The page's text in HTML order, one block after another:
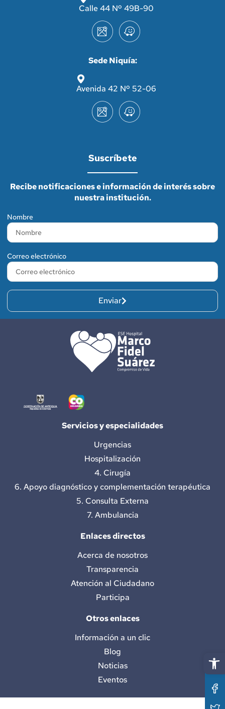
Abrir
Calle 44 Nº 49B-90
Sede Niquía:
Avenida 42 Nº 52-06
Suscríbete
Recibe notificaciones e información de interés sobre
nuestra institución.
Nombre
Correo electrónico
Enviar
Servicios y especialidades
Urgencias
Hospitalización
4. Cirugía
6. Apoyo diagnóstico y complementación terapéutica
5. Consulta Externa
7. Ambulancia
Enlaces directos
Acerca de nosotros
Transparencia
Atención al Ciudadano
Participa
Otros enlaces
Información a un clic
Blog
Noticias
Eventos